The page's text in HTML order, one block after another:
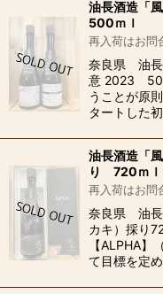
油長酒造「
500ｍｌ
再入荷はお問
奈良県 油長
意 2023
うことが原
タートした
油長酒造「
り 720ｍｌ
再入荷はお問
奈良県 油長
カキ）採り
【ALPHA】
て目標を定